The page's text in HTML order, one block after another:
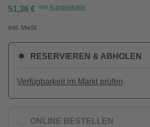
51,36 € mit Kundenkarte
Inkl. MwSt.
RESERVIEREN & ABHOLEN
Verfügbarkeit im Markt prüfen
ONLINE BESTELLEN